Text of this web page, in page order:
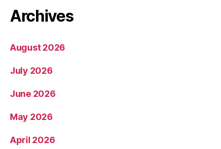
Archives
August 2026
July 2026
June 2026
May 2026
April 2026